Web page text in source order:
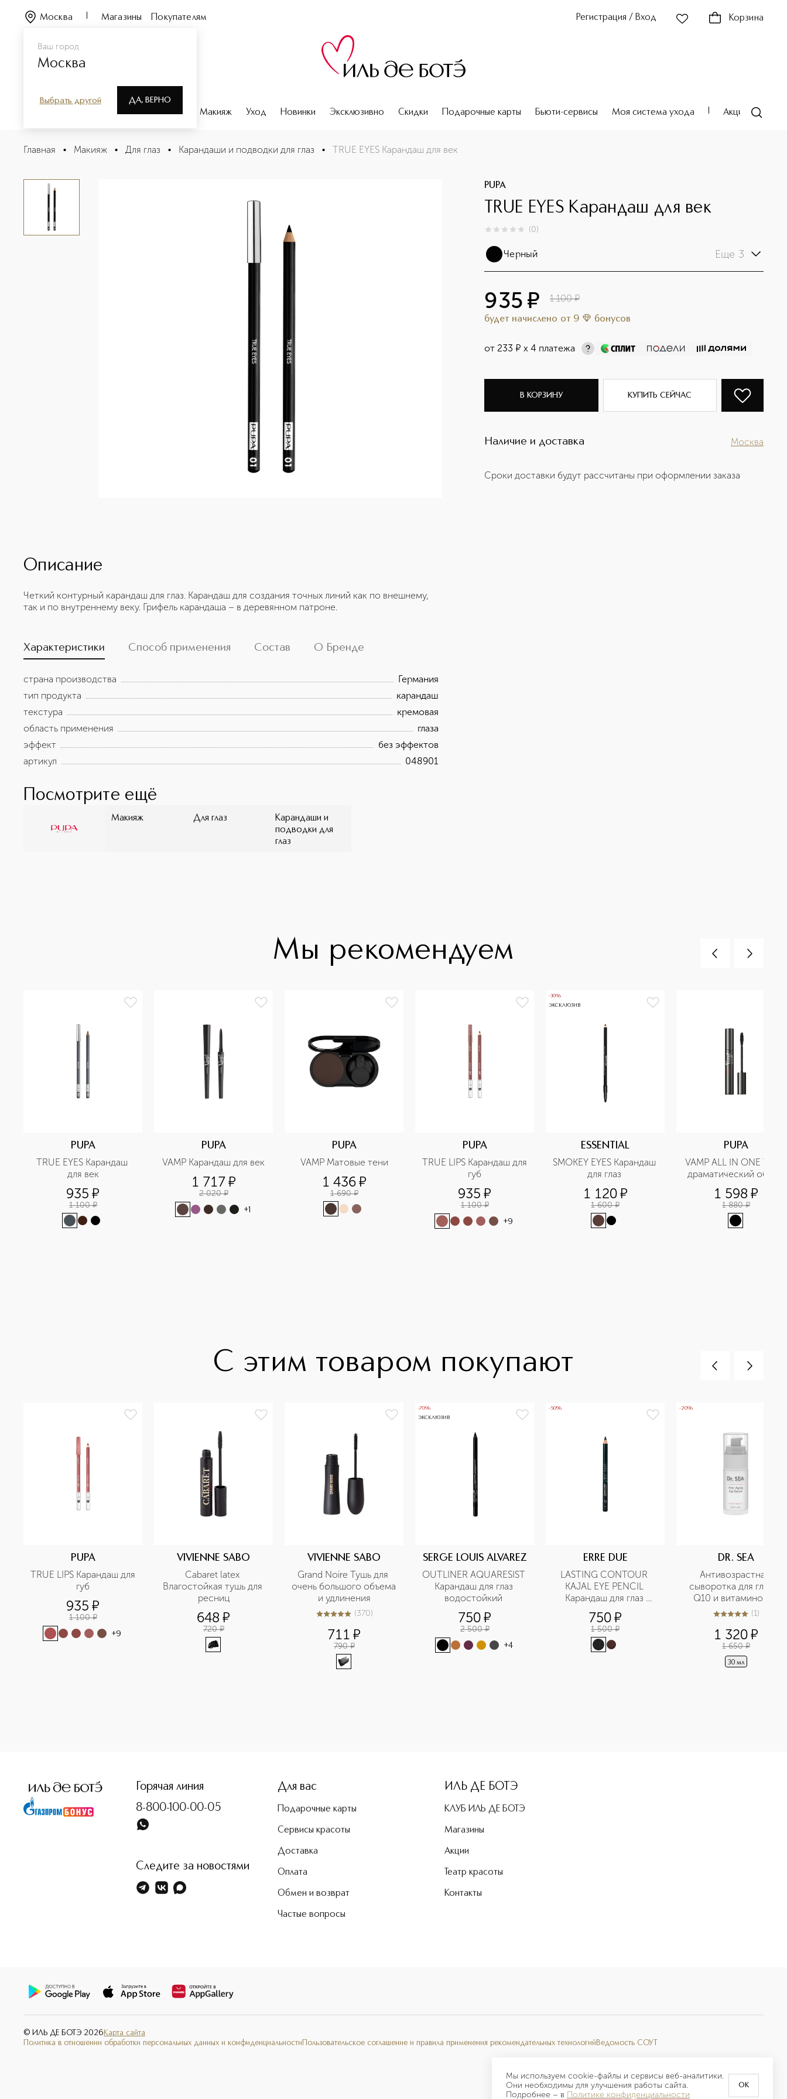
Мы используем cookie-файлы и сервисы веб-аналитики.
Они необходимы для улучшения работы сайта.
Подробнее – в Политике конфиденциальности
OK
Ваш город
Москва
Выбрать другой ДА, ВЕРНО
Москва Магазины Покупателям Регистрация / Вход Корзина
Парфюмерия Макияж Уход Новинки Эксклюзивно Скидки Подарочные карты Бьюти-сервисы Моя система ухода Акции
TRUE EYES Карандаш для век
Описание
Главная • Макияж • Для глаз • Карандаши и подводки для глаз • TRUE EYES Карандаш для век
PUPA
TRUE EYES Карандаш для век
0из 0 (0)
Черный Еще 3
935 ¤ 1 100 ¤
будет начислено от 9 бонусов
от 233 ¤ х 4 платежа
В КОРЗИНУ КУПИТЬ СЕЙЧАС
Наличие и доставка Москва
Сроки доставки будут рассчитаны при оформлении заказа
Описание
Четкий контурный карандаш для глаз. Карандаш для создания точных линий как по внешнему,
так и по внутреннему веку. Грифель карандаша – в деревянном патроне.
Характеристики Способ применения Состав О Бренде
страна производства
Германия
тип продукта
карандаш
текстура
кремовая
область применения
глаза
эффект
без эффектов
артикул
048901
Посмотрите ещё
Макияж Для глаз
Карандаши и
подводки для
глаз
Мы рекомендуем
PUPA
TRUE EYES Карандаш
для век
935 ¤
1 100 ¤
PUPA
VAMP Карандаш для век
1 717¤
2 020 ¤
+1
PUPA
VAMP Матовые тени
1 436¤
1 690 ¤
PUPA
TRUE LIPS Карандаш для
губ
935 ¤
1 100 ¤
+9
-30%
ЭКСКЛЮЗИВ
ESSENTIAL
SMOKEY EYES Карандаш
1 120¤
1 600 ¤
PUPA
VAMP ALL IN ONE Тушь
драматический объем
1 598 ¤
1 880 ¤
С этим товаром покупают
PUPA
TRUE LIPS Карандаш для
губ
935 ¤
1 100 ¤
+9
VIVIENNE SABO
Cabaret latex
Влагостойкая тушь для
ресниц
648 ¤
720 ¤
VIVIENNE SABO
Grand Noire Тушь для
очень большого объема
и удлинения
4.9из5370 (370)
711 ¤
790 ¤
-70%
ЭКСКЛЮЗИВ
SERGE LOUIS ALVAREZ
OUTLINER AQUARESIST
Карандаш для глаз
750¤
2 500 ¤
+4
-50%
ERRE DUE
LASTING CONTOUR
KAJAL EYE PENCIL
Карандаш для глаз
стойкий
750¤
1 500 ¤
-20%
DR. SEA
Антивозрастная
сыворотка для глаз с
Q10 и витамином С
5из 51 (1)
1 320¤
1 650 ¤
30 мл
Горячая линия
8-800-100-00-05
Следите за новостями
Для вас
Подарочные карты
Сервисы красоты
Доставка
Оплата
Обмен и возврат
Частые вопросы
ИЛЬ ДЕ БОТЭ
КЛУБ ИЛЬ ДЕ БОТЭ
Магазины
Акции
Театр красоты
Контакты
© ИЛЬ ДЕ БОТЭ 2026 Карта сайта
Политика в отношении обработки персональных данных и конфиденциальности Пользовательское соглашение и правила применения рекомендательных технологий Ведомость СОУТ